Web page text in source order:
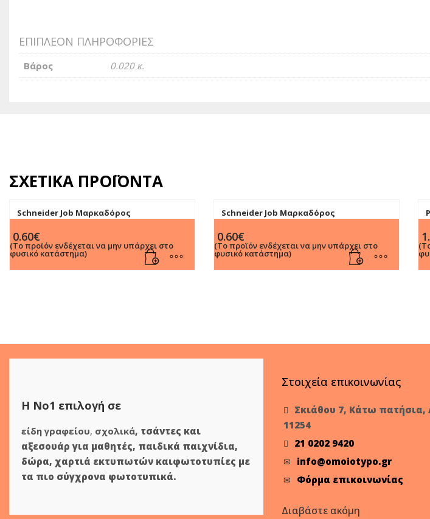
ΕΠΙΠΛΈΟΝ ΠΛΗΡΟΦΟΡΊΕΣ
Βάρος 0.020 κ.
ΣΧΕΤΙΚΆ ΠΡΟΪΌΝΤΑ
Schneider Job Μαρκαδόρος
0.60€
(Το προϊόν ενδέχεται να μην υπάρχει στο
φυσικό κατάστημα)
Schneider Job Μαρκαδόρος
0.60€
(Το προϊόν ενδέχεται να μην υπάρχει στο
φυσικό κατάστημα)
Η Νο1 επιλογή σε
είδη γραφείου, σχολικά, τσάντες και
αξεσουάρ για μαθητές, παιδικά παιχνίδια,
δώρα, χαρτιά εκτυπωτών καιφωτοτυπίες με
τα πιο σύγχρονα φωτοτυπικά.
Στοιχεία επικοινωνίας
Σκιάθου 7, Κάτω πατήσια,
11254
21 0202 9420
info@omoiotypo.gr
Φόρμα επικοινωνίας
Διαβάστε ακόμη